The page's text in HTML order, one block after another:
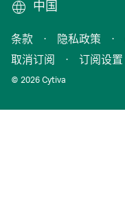
中国
© 2026 Cytiva
条款 · 隐私政策 ·
取消订阅
· 订阅设置